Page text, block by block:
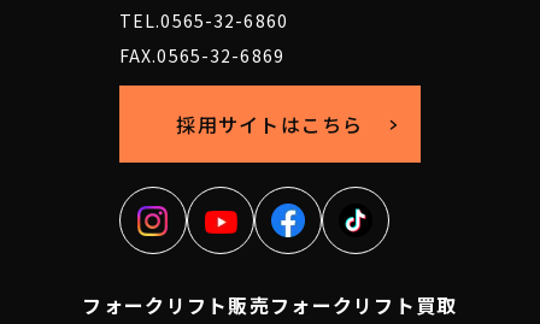
TEL.0565-32-6860
FAX.0565-32-6869
採用サイトはこちら
フォークリフト販売フォークリフト買取